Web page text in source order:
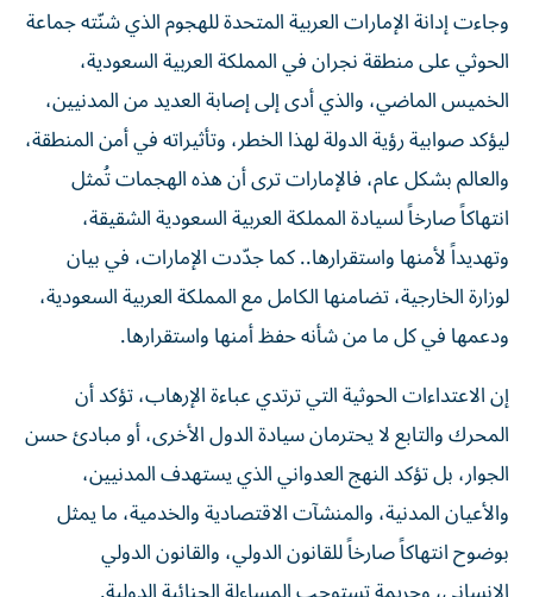
وجاءت إدانة الإمارات العربية المتحدة للهجوم الذي شنّته جماعة
الحوثي على منطقة نجران في المملكة العربية السعودية،
الخميس الماضي، والذي أدى إلى إصابة العديد من المدنيين،
ليؤكد صوابية رؤية الدولة لهذا الخطر، وتأثيراته في أمن المنطقة،
والعالم بشكل عام، فالإمارات ترى أن هذه الهجمات تُمثل
انتهاكاً صارخاً لسيادة المملكة العربية السعودية الشقيقة،
وتهديداً لأمنها واستقرارها.. كما جدّدت الإمارات، في بيان
لوزارة الخارجية، تضامنها الكامل مع المملكة العربية السعودية،
ودعمها في كل ما من شأنه حفظ أمنها واستقرارها.
إن الاعتداءات الحوثية التي ترتدي عباءة الإرهاب، تؤكد أن
المحرك والتابع لا يحترمان سيادة الدول الأخرى، أو مبادئ حسن
الجوار، بل تؤكد النهج العدواني الذي يستهدف المدنيين،
والأعيان المدنية، والمنشآت الاقتصادية والخدمية، ما يمثل
بوضوح انتهاكاً صارخاً للقانون الدولي، والقانون الدولي